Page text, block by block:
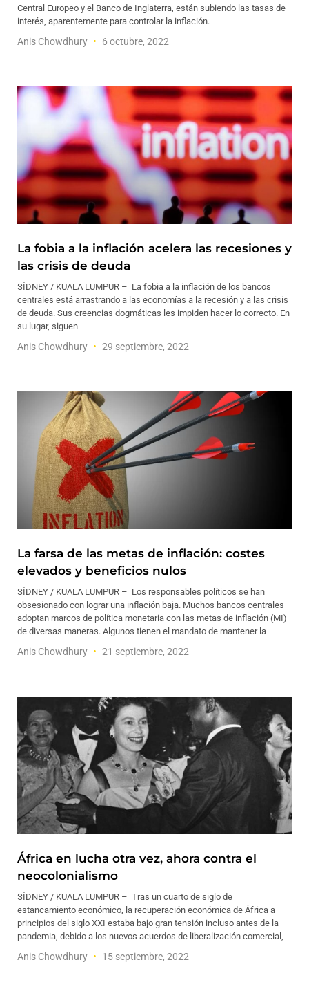
Central Europeo y el Banco de Inglaterra, están subiendo las tasas de
interés, aparentemente para controlar la inflación.
Anis Chowdhury 6 octubre, 2022
La fobia a la inflación acelera las recesiones y
las crisis de deuda
SÍDNEY / KUALA LUMPUR – La fobia a la inflación de los bancos
centrales está arrastrando a las economías a la recesión y a las crisis
de deuda. Sus creencias dogmáticas les impiden hacer lo correcto. En
su lugar, siguen
Anis Chowdhury 29 septiembre, 2022
La farsa de las metas de inflación: costes
elevados y beneficios nulos
SÍDNEY / KUALA LUMPUR – Los responsables políticos se han
obsesionado con lograr una inflación baja. Muchos bancos centrales
adoptan marcos de política monetaria con las metas de inflación (MI)
de diversas maneras. Algunos tienen el mandato de mantener la
Anis Chowdhury 21 septiembre, 2022
África en lucha otra vez, ahora contra el
neocolonialismo
SÍDNEY / KUALA LUMPUR – Tras un cuarto de siglo de
estancamiento económico, la recuperación económica de África a
principios del siglo XXI estaba bajo gran tensión incluso antes de la
pandemia, debido a los nuevos acuerdos de liberalización comercial,
Anis Chowdhury 15 septiembre, 2022